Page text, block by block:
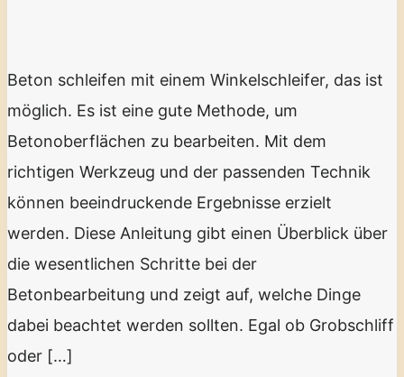
Beton schleifen mit einem Winkelschleifer, das ist
möglich. Es ist eine gute Methode, um
Betonoberflächen zu bearbeiten. Mit dem
richtigen Werkzeug und der passenden Technik
können beeindruckende Ergebnisse erzielt
werden. Diese Anleitung gibt einen Überblick über
die wesentlichen Schritte bei der
Betonbearbeitung und zeigt auf, welche Dinge
dabei beachtet werden sollten. Egal ob Grobschliff
oder […]